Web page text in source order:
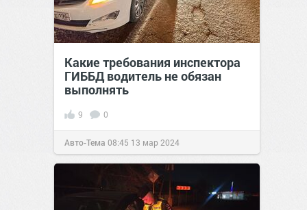
Какие требования инспектора
ГИББД водитель не обязан
выполнять
9 0
Авто-Тема 08:45 13 мар 2024